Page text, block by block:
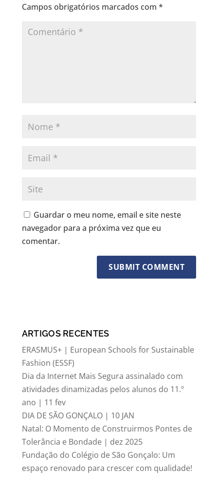
Campos obrigatórios marcados com *
Guardar o meu nome, email e site neste
navegador para a próxima vez que eu
comentar.
ARTIGOS RECENTES
ERASMUS+ | European Schools for Sustainable
Fashion (ESSF)
Dia da Internet Mais Segura assinalado com
atividades dinamizadas pelos alunos do 11.º
ano | 11 fev
DIA DE SÃO GONÇALO | 10 JAN
Natal: O Momento de Construirmos Pontes de
Tolerância e Bondade | dez 2025
Fundação do Colégio de São Gonçalo: Um
espaço renovado para crescer com qualidade!